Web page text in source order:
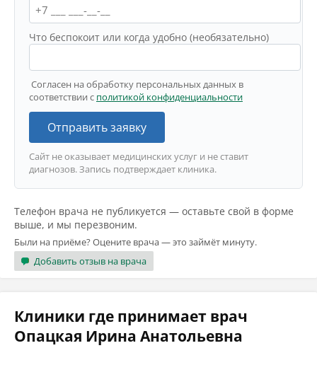
Что беспокоит или когда удобно (необязательно)
Согласен на обработку персональных данных в
соответствии с политикой конфиденциальности
Отправить заявку
Сайт не оказывает медицинских услуг и не ставит
диагнозов. Запись подтверждает клиника.
Телефон врача не публикуется — оставьте свой в форме
выше, и мы перезвоним.
Были на приёме? Оцените врача — это займёт минуту.
Добавить отзыв на врача
Клиники где принимает врач
Опацкая Ирина Анатольевна